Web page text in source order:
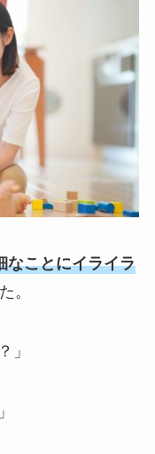
なことにイライラ
。
」